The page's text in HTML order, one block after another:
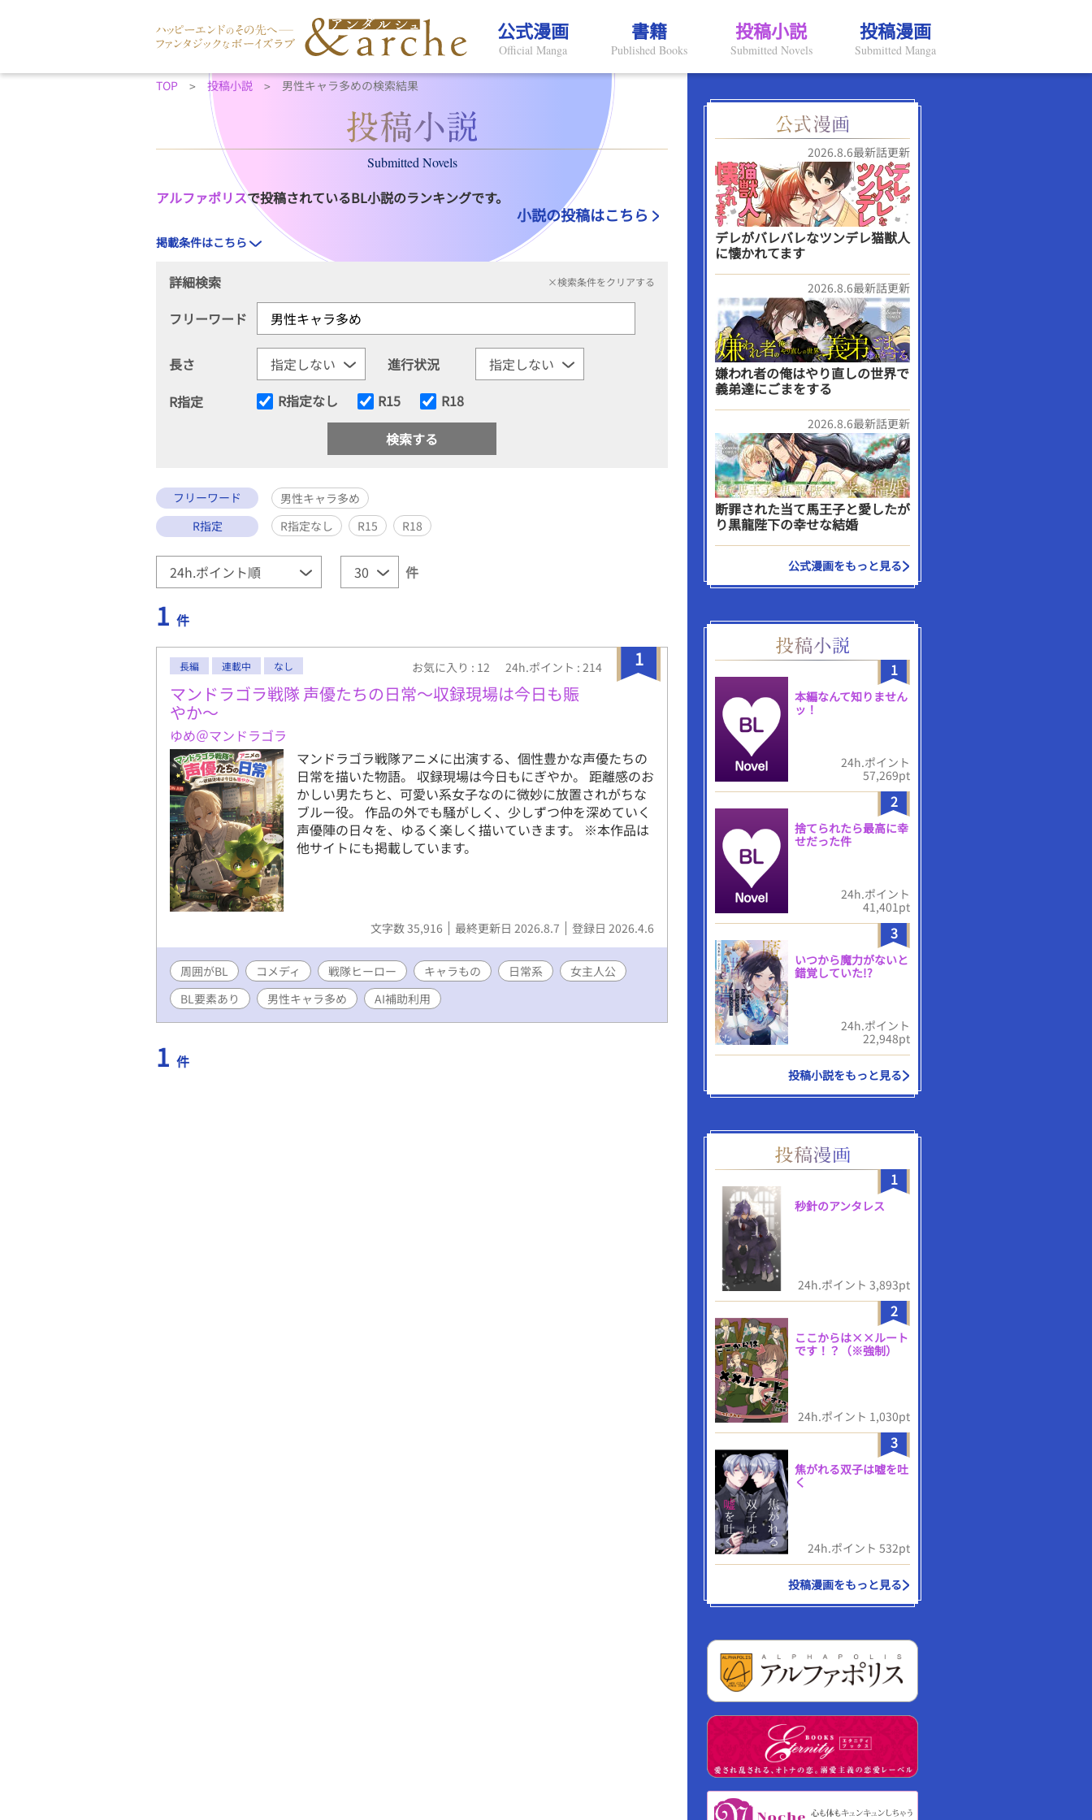
公式漫画
Official Manga
書籍
Published Books
投稿小説
Submitted Novels
投稿漫画
Submitted Manga
TOP 投稿小説 男性キャラ多めの検索結果
Submitted Novels
アルファポリスで投稿されているBL小説のランキングです。
小説の投稿はこちら
掲載条件はこちら
詳細検索 ×検索条件をクリアする
フリーワード
長さ
進行状況
R指定
R指定なし R15 R18
フリーワード
男性キャラ多め
R指定
R指定なし R15 R18
件
1 件
1
長編 連載中 なし お気に入り : 12 24h.ポイント : 214
マンドラゴラ戦隊 声優たちの日常～収録現場は今日も賑
やか～
ゆめ＠マンドラゴラ
マンドラゴラ戦隊アニメに出演する、個性豊かな声優たちの
日常を描いた物語。 収録現場は今日もにぎやか。 距離感のお
かしい男たちと、可愛い系女子なのに微妙に放置されがちな
ブルー役。 作品の外でも騒がしく、少しずつ仲を深めていく
声優陣の日々を、ゆるく楽しく描いていきます。 ※本作品は
他サイトにも掲載しています。
文字数 35,916 最終更新日 2026.8.7 登録日 2026.4.6
周囲がBL コメディ 戦隊ヒーロー キャラもの 日常系
女主人公
BL要素あり
男性キャラ多め AI補助利用
1 件
2026.8.6最新話更新
デレがバレバレなツンデレ猫獣人
に懐かれてます
2026.8.6最新話更新
嫌われ者の俺はやり直しの世界で
義弟達にごまをする
2026.8.6最新話更新
断罪された当て馬王子と愛したが
り黒龍陛下の幸せな結婚
公式漫画をもっと見る
1
本編なんて知りません
ッ！
24h.ポイント
57,269pt
2
捨てられたら最高に幸
せだった件
24h.ポイント
41,401pt
3
いつから魔力がないと
錯覚していた!?
24h.ポイント
22,948pt
投稿小説をもっと見る
1
秒針のアンタレス
24h.ポイント 3,893pt
2
ここからは××ルート
です！？（※強制）
24h.ポイント 1,030pt
3
焦がれる双子は嘘を吐
く
24h.ポイント 532pt
投稿漫画をもっと見る